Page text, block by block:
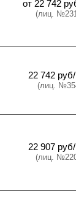
от 22 742
(лиц.
22 742
(лиц.
22 907
(лиц.